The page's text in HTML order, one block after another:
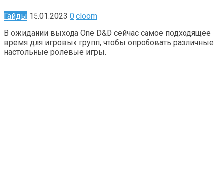
Гайды 15.01.2023 0 cloom
В ожидании выхода One D&D сейчас самое подходящее
время для игровых групп, чтобы опробовать различные
настольные ролевые игры.